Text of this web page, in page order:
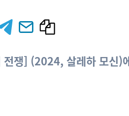
쟁] (2024, 살레하 모신)